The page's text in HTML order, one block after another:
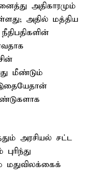
அதிகாரமும்
அதில் மத்திய
மீண்டும்
இதையேதான்
அரசியல் சட்ட
மதுவிலக்கைக்